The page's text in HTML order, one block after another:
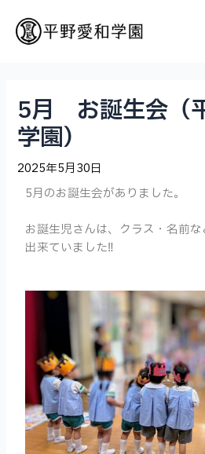
5月 お誕生会（
学園）
2025年5月30日
5月のお誕生会がありました。
お誕生児さんは、クラス・名前
出来ていました‼